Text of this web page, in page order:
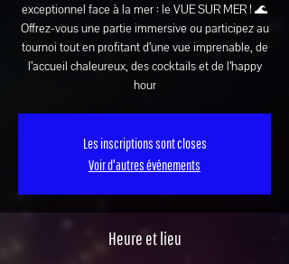
exceptionnel face à la mer : le VUE SUR MER ! 🌊
Offrez-vous une partie immersive ou participez au
tournoi tout en profitant d’une vue imprenable, de
l’accueil chaleureux, des cocktails et de l’happy
hour
Les inscriptions sont closes
Voir d'autres événements
Heure et lieu